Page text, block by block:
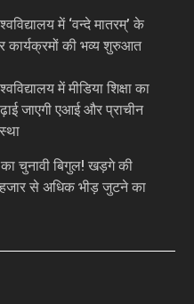
में ‘वन्दे मातरम्’ के
कार्यक्रमों की भव्य शुरुआत
में मीडिया शिक्षा का
जाएगी एआई और प्राचीन
का चुनावी बिगुल! खड़गे की
से अधिक भीड़ जुटने का